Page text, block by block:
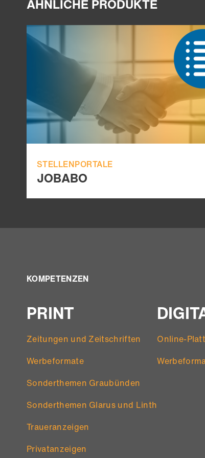
ÄHNLICHE PRODUKTE
STELLENPORTALE
JOBABO
KOMPETENZEN
PRINT
Zeitungen und Zeitschriften
Werbeformate
Sonderthemen Graubünden
Sonderthemen Glarus und Linth
Traueranzeigen
Privatanzeigen
Online-